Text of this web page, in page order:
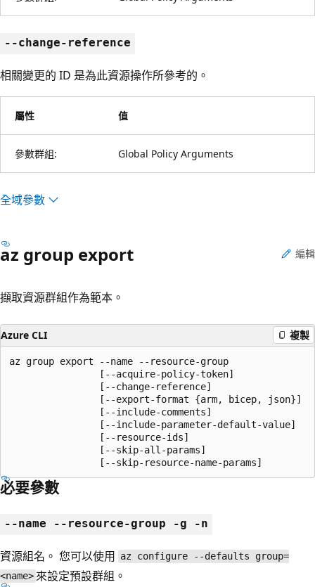
--change-reference
相關變更的 ID 是為此資源操作所參考的。
屬性 值
參數群組: Global Policy Arguments
全域參數
az group export 編輯
擷取資源群組作為範本。
Azure CLI 複製
az group export --name --resource-group
                [--acquire-policy-token]
                [--change-reference]
                [--export-format {arm, bicep, json}]
                [--include-comments]
                [--include-parameter-default-value]
                [--resource-ids]
                [--skip-all-params]
                [--skip-resource-name-params]
必要參數
--name --resource-group -g -n
資源組名。 您可以使用 az configure --defaults group=
<name> 來設定預設群組。